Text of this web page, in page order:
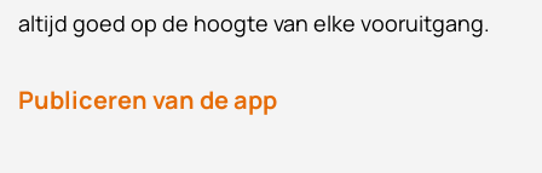
altijd goed op de hoogte van elke vooruitgang.
Publiceren van de app